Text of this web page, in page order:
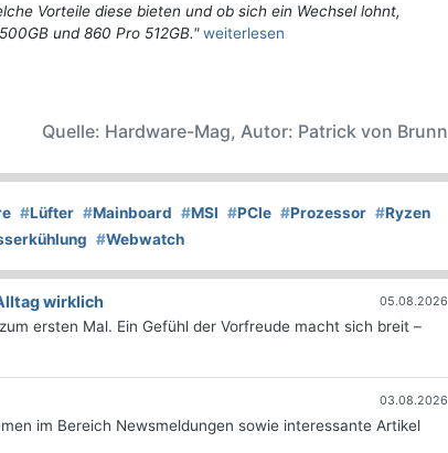
Vorteile diese bieten und ob sich ein Wechsel lohnt,
und 860 Pro 512GB." weiterlesen
Quelle: Hardware-Mag, Autor: Patrick von Brunn
#Lüfter #Mainboard #MSI #PCIe #Prozessor #Ryzen
#Webwatch
wirklich 05.08.2026
ersten Mal. Ein Gefühl der Vorfreude macht sich breit –
03.08.2026
im Bereich Newsmeldungen sowie interessante Artikel